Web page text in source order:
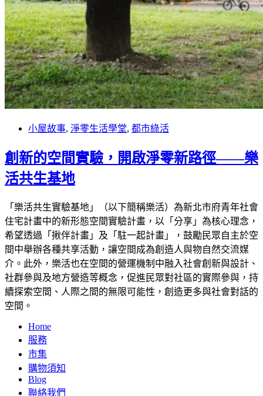
小屋故事, 淨零生活學堂, 都市綠活
創新的空間實驗，開啟淨零新路徑——樂
活共生基地
「樂活共生實驗基地」（以下簡稱樂活）為新北市府青年社會
住宅計畫中的新形態空間實驗計畫，以「分享」為核心理念，
希望透過「揪伴計畫」及「駐一起計畫」，鼓勵民眾自主於空
間中舉辦各種共享活動，讓空間成為創造人與物自然交流媒
介。此外，樂活也在空間的營運機制中融入社會創新與設計、
社群參與及地方營造等概念，促進民眾對社區的實際參與，持
續探索空間、人際之間的無限可能性，創造更多與社會對話的
空間。
Home
服務
市集
購物須知
Blog
聯絡我們